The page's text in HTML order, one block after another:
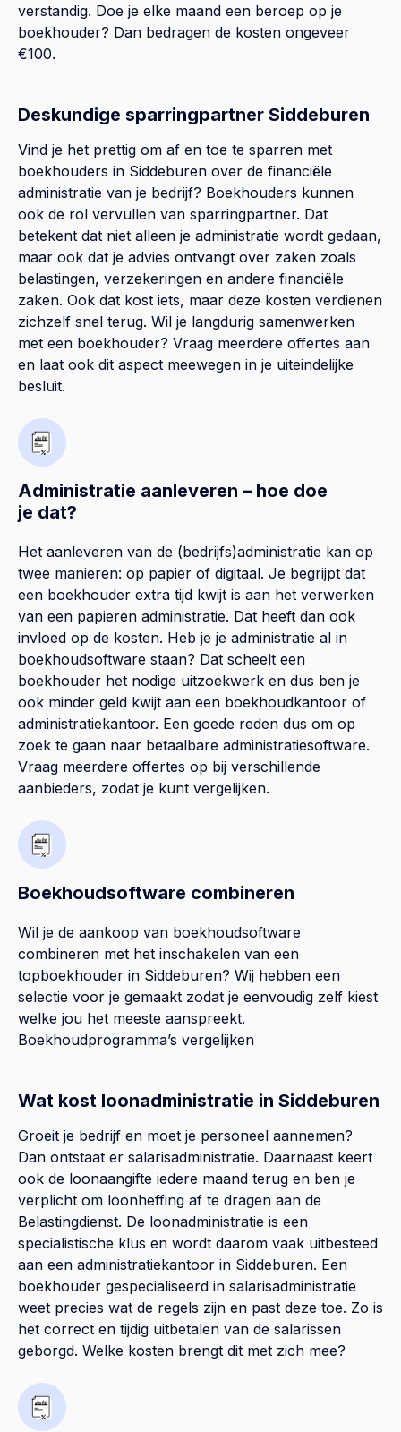
verstandig. Doe je elke maand een beroep op je
boekhouder? Dan bedragen de kosten ongeveer
€100.
Deskundige sparringpartner Siddeburen
Vind je het prettig om af en toe te sparren met
boekhouders in Siddeburen over de financiële
administratie van je bedrijf? Boekhouders kunnen
ook de rol vervullen van sparringpartner. Dat
betekent dat niet alleen je administratie wordt gedaan,
maar ook dat je advies ontvangt over zaken zoals
belastingen, verzekeringen en andere financiële
zaken. Ook dat kost iets, maar deze kosten verdienen
zichzelf snel terug. Wil je langdurig samenwerken
met een boekhouder? Vraag meerdere offertes aan
en laat ook dit aspect meewegen in je uiteindelijke
besluit.
Administratie aanleveren – hoe doe
je dat?
Het aanleveren van de (bedrijfs)administratie kan op
twee manieren: op papier of digitaal. Je begrijpt dat
een boekhouder extra tijd kwijt is aan het verwerken
van een papieren administratie. Dat heeft dan ook
invloed op de kosten. Heb je je administratie al in
boekhoudsoftware staan? Dat scheelt een
boekhouder het nodige uitzoekwerk en dus ben je
ook minder geld kwijt aan een boekhoudkantoor of
administratiekantoor. Een goede reden dus om op
zoek te gaan naar betaalbare administratiesoftware.
Vraag meerdere offertes op bij verschillende
aanbieders, zodat je kunt vergelijken.
Boekhoudsoftware combineren
Wil je de aankoop van boekhoudsoftware
combineren met het inschakelen van een
topboekhouder in Siddeburen? Wij hebben een
selectie voor je gemaakt zodat je eenvoudig zelf kiest
welke jou het meeste aanspreekt.
Boekhoudprogramma’s vergelijken
Wat kost loonadministratie in Siddeburen
Groeit je bedrijf en moet je personeel aannemen?
Dan ontstaat er salarisadministratie. Daarnaast keert
ook de loonaangifte iedere maand terug en ben je
verplicht om loonheffing af te dragen aan de
Belastingdienst. De loonadministratie is een
specialistische klus en wordt daarom vaak uitbesteed
aan een administratiekantoor in Siddeburen. Een
boekhouder gespecialiseerd in salarisadministratie
weet precies wat de regels zijn en past deze toe. Zo is
het correct en tijdig uitbetalen van de salarissen
geborgd. Welke kosten brengt dit met zich mee?